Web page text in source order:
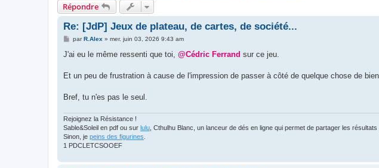
Répondre
Re: [JdP] Jeux de plateau, de cartes, de société...
M
s
g
parR.Alex » mer. juin 03, 2026 9:43 am
J'ai eu le même ressenti que toi, @Cédric Ferrand sur ce jeu.
Et un peu de frustration à cause de l'impression de passer à côté de quelque chose de
Bref, tu n'es pas le seul.
Rejoignez la Résistance !
Sable&Soleil en pdf ou sur lulu , Cthulhu Blanc, un lanceur de dés en ligne qui permet de partager les
Sinon, je peins des figurines
1 PDCLETCSOOEF